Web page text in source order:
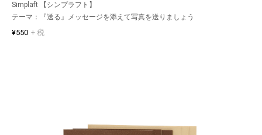
Simplaft 【シンプラフト】
テーマ：『送る』メッセージを添えて写真を送りましょう
¥550 + 税